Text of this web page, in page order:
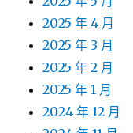
2025 年 4 月
2025 年 3 月
2025 年 2 月
2025 年 1 月
2024 年 12 月